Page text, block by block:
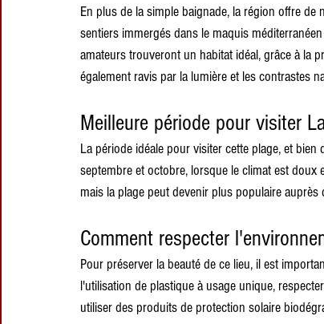
En plus de la simple baignade, la région offre
sentiers immergés dans le maquis
amateurs trouveront un habitat idéal, grâce à la
également ravis par la lumière et les contrastes
Meilleure période pour visiter
La période idéale pour visiter cette plage, et
septembre et octobre, lorsque le climat est
mais la plage peut devenir plus populaire
Comment respecter
Pour préserver la beauté de ce lieu, il est
l'utilisation de plastique à usage unique,
utiliser des produits de protection solaire